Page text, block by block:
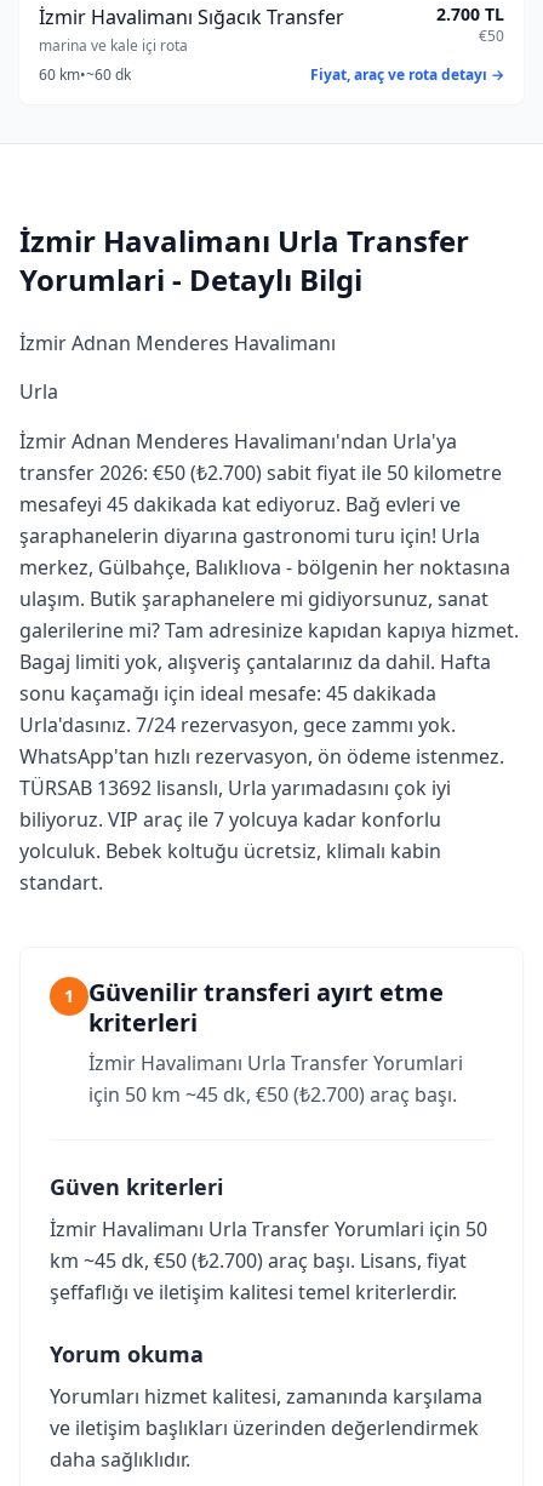
İzmir Havalimanı Sığacık Transfer
marina ve kale içi rota
2.700 TL
€50
60 km•~60 dk Fiyat, araç ve rota detayı →
İzmir Havalimanı Urla Transfer
Yorumlari - Detaylı Bilgi
İzmir Adnan Menderes Havalimanı
Urla
İzmir Adnan Menderes Havalimanı'ndan Urla'ya
transfer 2026: €50 (₺2.700) sabit fiyat ile 50 kilometre
mesafeyi 45 dakikada kat ediyoruz. Bağ evleri ve
şaraphanelerin diyarına gastronomi turu için! Urla
merkez, Gülbahçe, Balıklıova - bölgenin her noktasına
ulaşım. Butik şaraphanelere mi gidiyorsunuz, sanat
galerilerine mi? Tam adresinize kapıdan kapıya hizmet.
Bagaj limiti yok, alışveriş çantalarınız da dahil. Hafta
sonu kaçamağı için ideal mesafe: 45 dakikada
Urla'dasınız. 7/24 rezervasyon, gece zammı yok.
WhatsApp'tan hızlı rezervasyon, ön ödeme istenmez.
TÜRSAB 13692 lisanslı, Urla yarımadasını çok iyi
biliyoruz. VIP araç ile 7 yolcuya kadar konforlu
yolculuk. Bebek koltuğu ücretsiz, klimalı kabin
standart.
1
Güvenilir transferi ayırt etme
kriterleri
İzmir Havalimanı Urla Transfer Yorumlari
için 50 km ~45 dk, €50 (₺2.700) araç başı.
Güven kriterleri
İzmir Havalimanı Urla Transfer Yorumlari için 50
km ~45 dk, €50 (₺2.700) araç başı. Lisans, fiyat
şeffaflığı ve iletişim kalitesi temel kriterlerdir.
Yorum okuma
Yorumları hizmet kalitesi, zamanında karşılama
ve iletişim başlıkları üzerinden değerlendirmek
daha sağlıklıdır.